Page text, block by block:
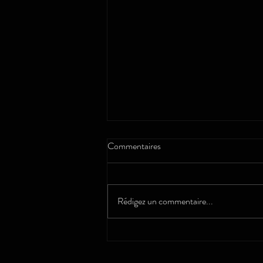
Vaillante
Commentaires
Rédigez un commentaire...